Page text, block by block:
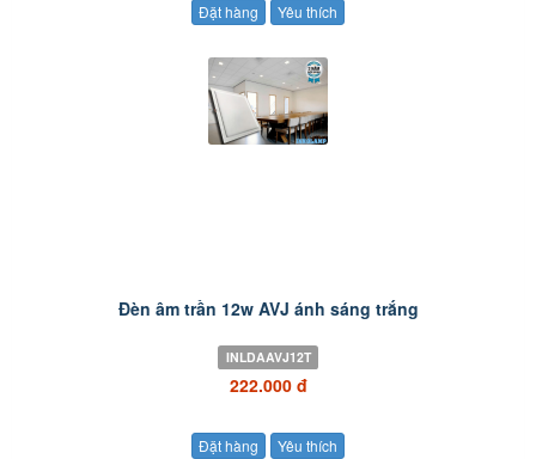
Đặt hàng Yêu thích
Đèn âm trần 12w AVJ ánh sáng trắng
INLDAAVJ12T
222.000 đ
Đặt hàng Yêu thích